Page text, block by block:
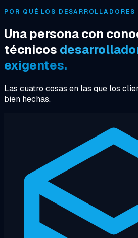
POR QUÉ LOS
Una persona con
técnicos
exigentes.
Las cuatro cosas en las que los
bien hechas.